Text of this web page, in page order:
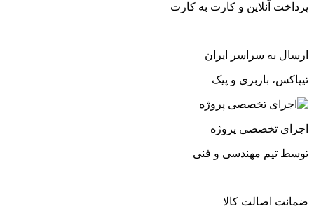
پرداخت آنلاین و کارت به کارت
ارسال به سراسر ایران
تیپاکس، باربری و پیک
اجرای تخصصی پروژه
توسط تیم مهندسی و فنی
ضمانت اصالت کالا